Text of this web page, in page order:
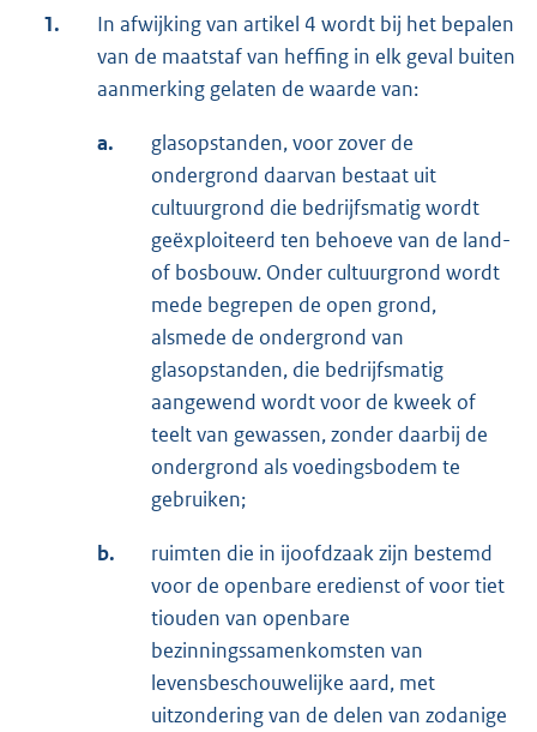
1.
In afwijking van artikel 4 wordt bij het bepalen
van de maatstaf van heffing in elk geval buiten
aanmerking gelaten de waarde van:
a.
glasopstanden, voor zover de
ondergrond daarvan bestaat uit
cultuurgrond die bedrijfsmatig wordt
geëxploiteerd ten behoeve van de land-
of bosbouw. Onder cultuurgrond wordt
mede begrepen de open grond,
alsmede de ondergrond van
glasopstanden, die bedrijfsmatig
aangewend wordt voor de kweek of
teelt van gewassen, zonder daarbij de
ondergrond als voedingsbodem te
gebruiken;
b.
ruimten die in ijoofdzaak zijn bestemd
voor de openbare eredienst of voor tiet
tiouden van openbare
bezinningssamenkomsten van
levensbeschouwelijke aard, met
uitzondering van de delen van zodanige